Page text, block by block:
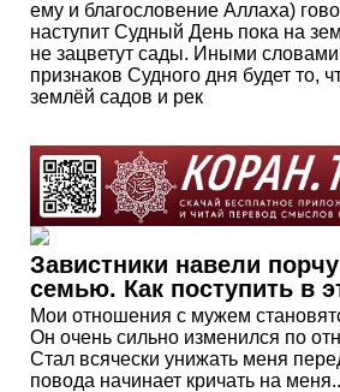
ему и благословение Аллаха)
наступит Судный День пока на
не зацветут сады. Иными
признаков Судного дня будет то,
землёй садов и рек
Завистники навели
семью. Как поступить в
Мои отношения с мужем
Он очень сильно изменился по
Стал всячески унижать меня
повода начинает кричать на